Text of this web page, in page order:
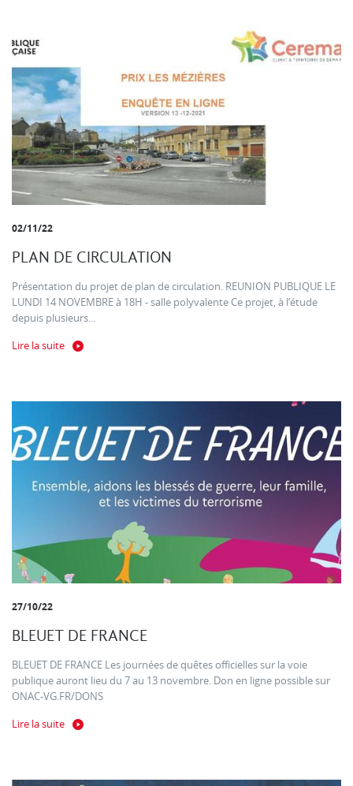
02/11/22
PLAN DE CIRCULATION
Présentation du projet de plan de circulation. REUNION PUBLIQUE LE
LUNDI 14 NOVEMBRE à 18H - salle polyvalente Ce projet, à l’étude
depuis plusieurs...
Lire la suite
27/10/22
BLEUET DE FRANCE
BLEUET DE FRANCE Les journées de quêtes officielles sur la voie
publique auront lieu du 7 au 13 novembre. Don en ligne possible sur
ONAC-VG.FR/DONS
Lire la suite